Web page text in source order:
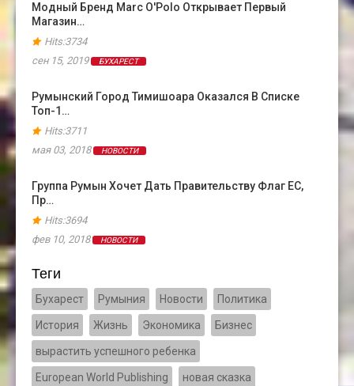
Модный Бренд Marc O'Polo Открывает Первый
Магазин…
Hits:3734
сен 15, 2019
БУХАРЕСТ
Румынский Город Тимишоара Оказался В Cписке
Топ-1…
Hits:3711
мая 03, 2018
НОВОСТИ
Группа Румын Хочет Дать Правительству Флаг ЕС,
Пр…
Hits:3694
фев 10, 2018
НОВОСТИ
Теги
Бухарест Румыния Новости Политика
История Жизнь Экономика Бизнес
вырастить успешного ребенка
European World Publishing новая сказка